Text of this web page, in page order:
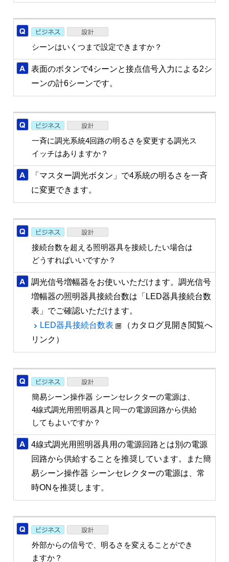
シーンはいくつまで設定できますか？
表面のボタンで4シーンと接点信号入力による2シ
ーンの計6シーンです。
一斉に調光系統4回路の明るさを変更する調光ス
イッチはありますか？
「マスター調光ボタン」で4系統の明るさを一斉
に変更できます。
接続台数を超える照明器具を接続したい場合は
どうすればいいですか？
調光信号増幅器をお使いいただけます。調光信号
増幅器の照明器具接続台数は「LED器具接続台数
表」でご確認いただけます。
LED器具接続台数表
（カタログ見開き閲覧へ
リンク）
簡易シーン操作器 シーンセレクターの電源は、
4線式調光用照明器具と同一の電源回路から供給
してもよいですか？
4線式調光用照明器具用の電源回路とは別の電源
回路から供給することを推奨しています。また簡
易シーン操作器 シーンセレクターの電源は、常
時ONを推奨します。
外部からの信号で、明るさを変えることができ
ますか？